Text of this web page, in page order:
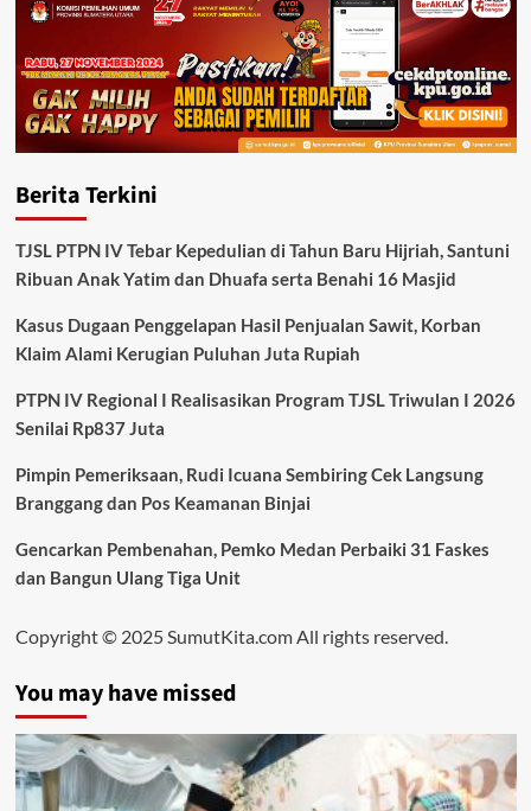
Berita Terkini
TJSL PTPN IV Tebar Kepedulian di Tahun Baru Hijriah, Santuni
Ribuan Anak Yatim dan Dhuafa serta Benahi 16 Masjid
Kasus Dugaan Penggelapan Hasil Penjualan Sawit, Korban
Klaim Alami Kerugian Puluhan Juta Rupiah
PTPN IV Regional I Realisasikan Program TJSL Triwulan I 2026
Senilai Rp837 Juta
Pimpin Pemeriksaan, Rudi Icuana Sembiring Cek Langsung
Branggang dan Pos Keamanan Binjai
Gencarkan Pembenahan, Pemko Medan Perbaiki 31 Faskes
dan Bangun Ulang Tiga Unit
Copyright © 2025 SumutKita.com All rights reserved.
You may have missed